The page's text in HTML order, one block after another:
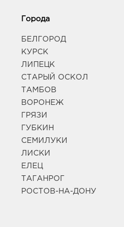
Города
БЕЛГОРОД
КУРСК
ЛИПЕЦК
СТАРЫЙ ОСКОЛ
ТАМБОВ
ВОРОНЕЖ
ГРЯЗИ
ГУБКИН
СЕМИЛУКИ
ЛИСКИ
ЕЛЕЦ
ТАГАНРОГ
РОСТОВ-НА-ДОНУ